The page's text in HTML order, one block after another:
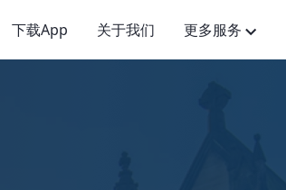
下载App 关于我们 更多服务